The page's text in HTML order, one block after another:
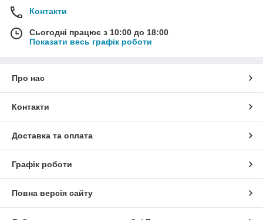
Контакти
Сьогодні працює з 10:00 до 18:00
Показати весь графік роботи
Про нас
Контакти
Доставка та оплата
Графік роботи
Повна версія сайту